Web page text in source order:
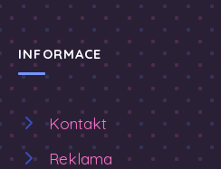
INFORMACE
Kontakt
Reklama